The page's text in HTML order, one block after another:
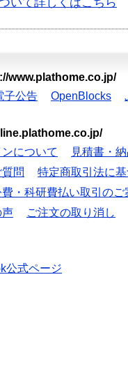
いて詳しくはこちら
www.plathome.co.jp/
子公告 OpenBlocks
について
見積書・
問
特定商取引法に
・科研費払い取引のご
声 ご注文の取り消し
公式ページ